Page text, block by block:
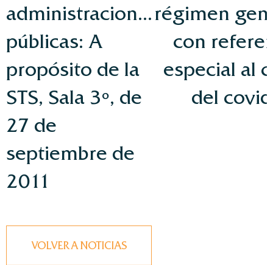
administraciones
públicas: A
propósito de la
STS, Sala 3º, de
27 de
septiembre de
2011
régimen
con
especial al
del
VOLVER A NOTICIAS